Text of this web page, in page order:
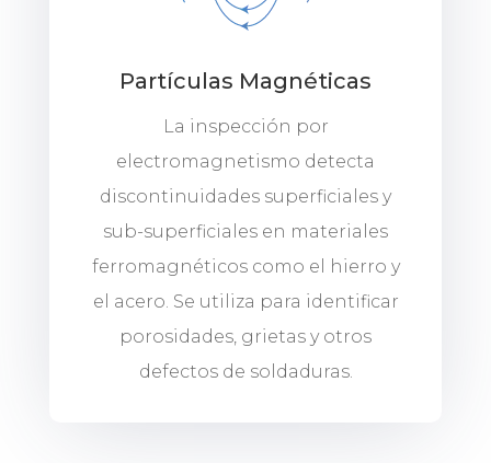
Partículas Magnéticas
La inspección por
electromagnetismo detecta
discontinuidades superficiales y
sub-superficiales en materiales
ferromagnéticos como el hierro y
el acero. Se utiliza para identificar
porosidades, grietas y otros
defectos de soldaduras.